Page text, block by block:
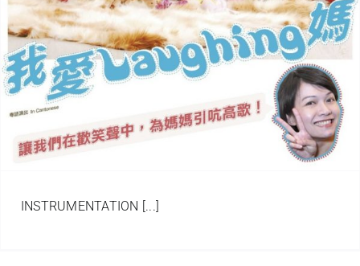
INSTRUMENTATION [...]